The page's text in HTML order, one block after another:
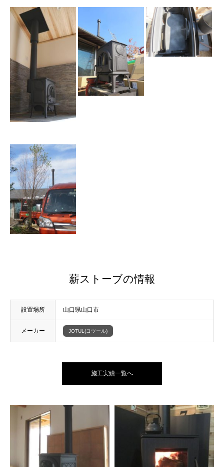
薪ストーブの情報
設置場所 山口県山口市
メーカー JOTUL(ヨツール)
施工実績一覧へ